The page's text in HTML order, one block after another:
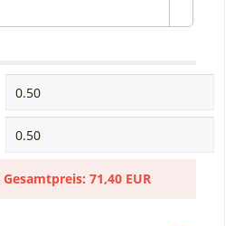
Gesamtpreis: 71,40 EUR